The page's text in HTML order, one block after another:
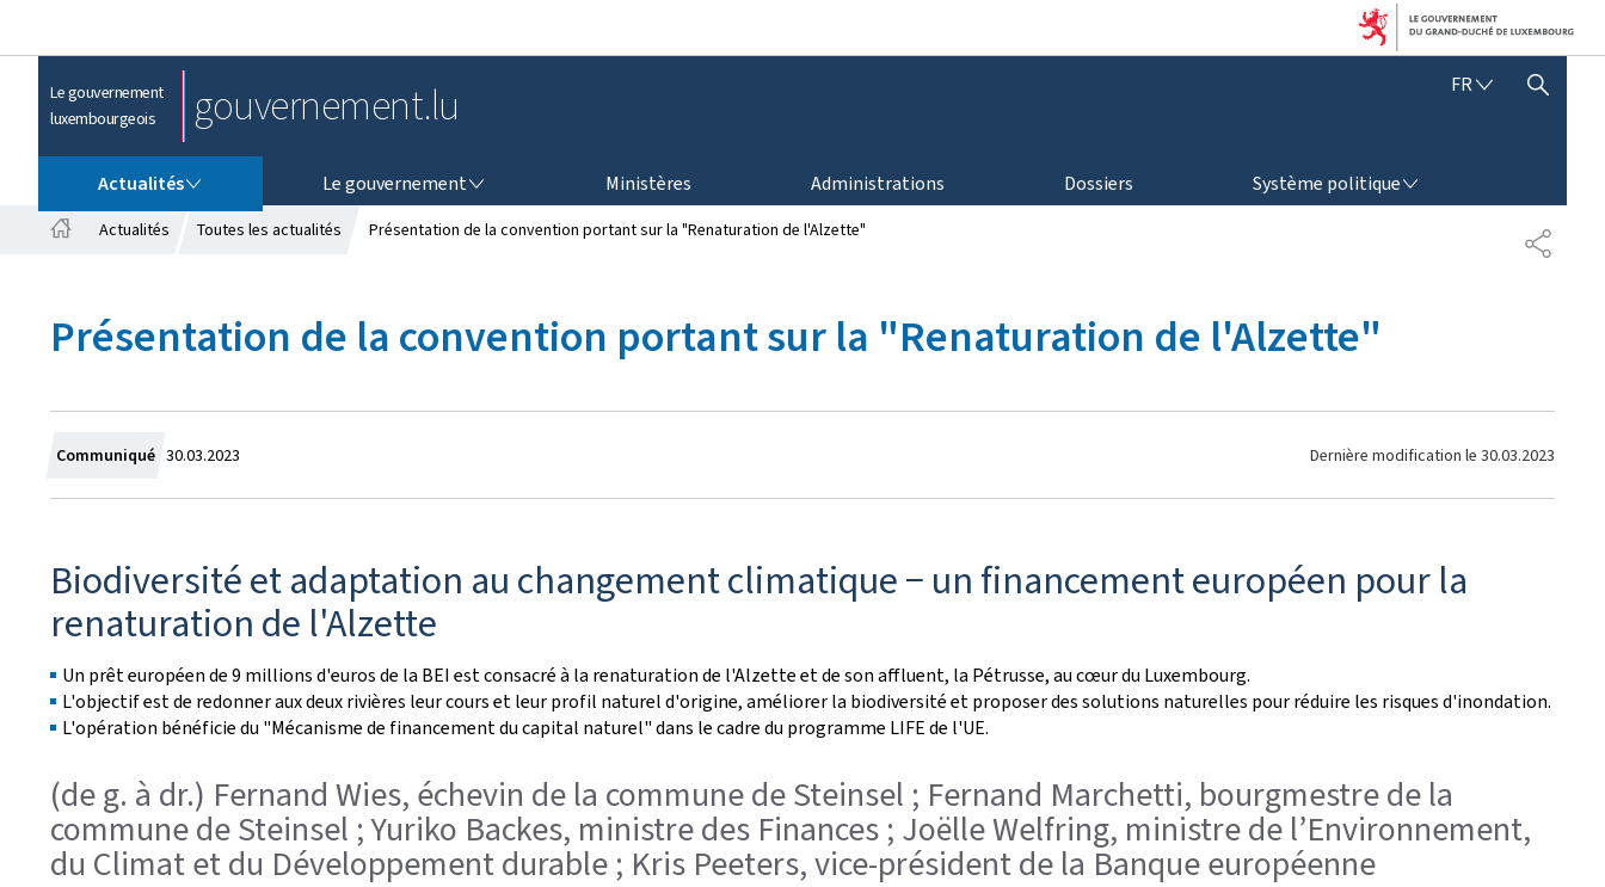
Le gouvernement
luxembourgeois
gouvernement.lu FRF
A
AFFICHER / MASQUER LA RECHERCHE
Actualités Le gouvernement Ministères Administrations Dossiers Système politique
P
A
u
e
Actualités Toutes les actualités Présentation de la convention portant sur la "Renaturation de l'Alzette"
Présentation de la convention portant sur la "Renaturation de l'Alzette"
Communiqué C
r
e
e
30.03.2023 Dernière modification le 30.03.2023
Biodiversité et adaptation au changement climatique − un financement européen pour la
renaturation de l'Alzette
Un prêt européen de 9 millions d'euros de la BEI est consacré à la renaturation de l'Alzette et de son affluent, la Pétrusse, au cœur du Luxembourg.
L'objectif est de redonner aux deux rivières leur cours et leur profil naturel d'origine, améliorer la biodiversité et proposer des solutions naturelles pour réduire les risques d'inondation.
L'opération bénéficie du "Mécanisme de financement du capital naturel" dans le cadre du programme LIFE de l'UE.
(de g. à dr.) Fernand Wies, échevin de la commune de Steinsel ; Fernand Marchetti, bourgmestre de la
commune de Steinsel ; Yuriko Backes, ministre des Finances ; Joëlle Welfring, ministre de l’Environnement,
du Climat et du Développement durable ; Kris Peeters, vice-président de la Banque européenne